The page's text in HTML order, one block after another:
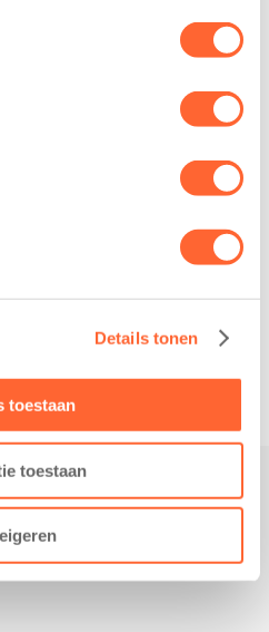
Details tonen
toestaan
toestaan
realisatie van een
Leeuwarden Zuid.